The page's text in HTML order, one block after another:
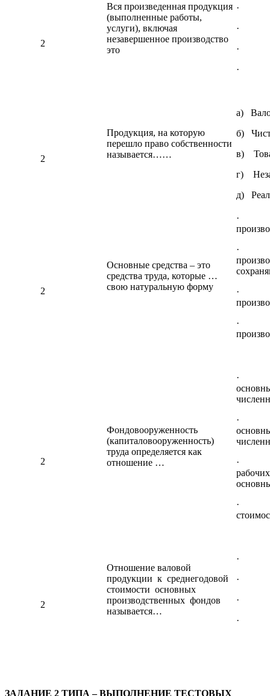
2
Вся произведенная продукция
(выполненные работы,
услуги), включая
незавершенное производство
это
·
·
·
·
2
Продукция, на которую
перешло право собственности
называется……
а)
б)
в)
г)
д)
2
Основные средства – это
средства труда, которые …
свою натуральную форму
·
·
·
· не
2
Фондовооруженность
(капиталовооруженность)
труда определяется как
отношение …
·
·
·
·
2
Отношение валовой
продукции к среднегодовой
стоимости основных
производственных фондов
называется…
·
·
·
·
ЗАДАНИЕ 2 ТИПА – ВЫПОЛНЕНИЕ ТЕСТОВЫХ